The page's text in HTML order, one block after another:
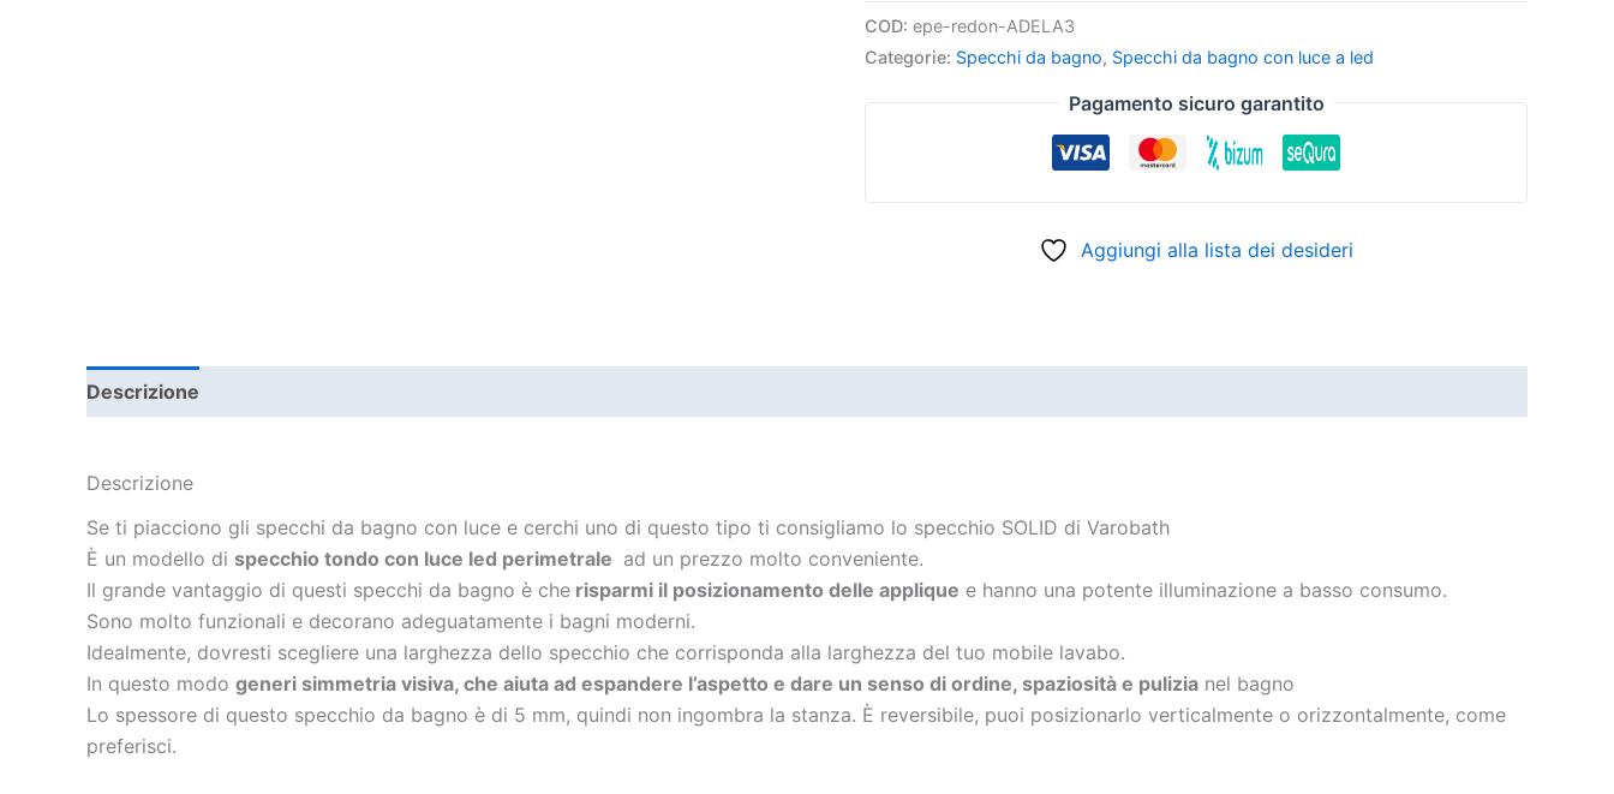
COD: epe-redon-ADELA3
Categorie: Specchi da bagno, Specchi da bagno con luce a led
Pagamento sicuro garantito
Aggiungi alla lista dei desideri
Descrizione
Descrizione
Se ti piacciono gli specchi da bagno con luce e cerchi uno di questo tipo ti consigliamo lo specchio SOLID di Varobath
È un modello di specchio tondo con luce led perimetrale ad un prezzo molto conveniente.
Il grande vantaggio di questi specchi da bagno è che risparmi il posizionamento delle applique e hanno una potente illuminazione a basso consumo.
Sono molto funzionali e decorano adeguatamente i bagni moderni.
Idealmente, dovresti scegliere una larghezza dello specchio che corrisponda alla larghezza del tuo mobile lavabo.
In questo modo generi simmetria visiva, che aiuta ad espandere l’aspetto e dare un senso di ordine, spaziosità e pulizia nel bagno
Lo spessore di questo specchio da bagno è di 5 mm, quindi non ingombra la stanza. È reversibile, puoi posizionarlo verticalmente o orizzontalmente, come
preferisci.